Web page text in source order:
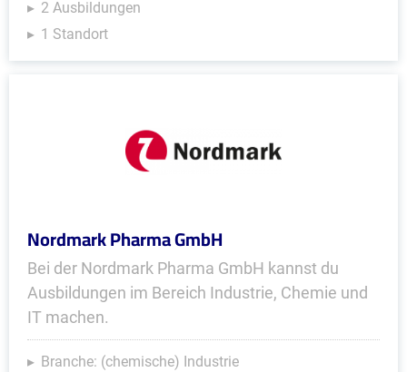
2 Ausbildungen
1 Standort
Nordmark Pharma GmbH
Bei der Nordmark Pharma GmbH kannst du
Ausbildungen im Bereich Industrie, Chemie und
IT machen.
Branche: (chemische) Industrie